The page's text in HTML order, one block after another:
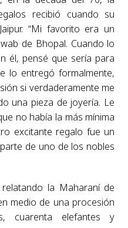
recibió cuando su
“Mi favorito era un
de Bhopal. Cuando lo
él, pensé que sería para
lo entregó formalmente,
si verdaderamente me
una pieza de joyería. Le
no había la más mínima
excitante regalo fue un
de uno de los nobles
la Maharaní de
medio de una procesión
cuarenta elefantes y